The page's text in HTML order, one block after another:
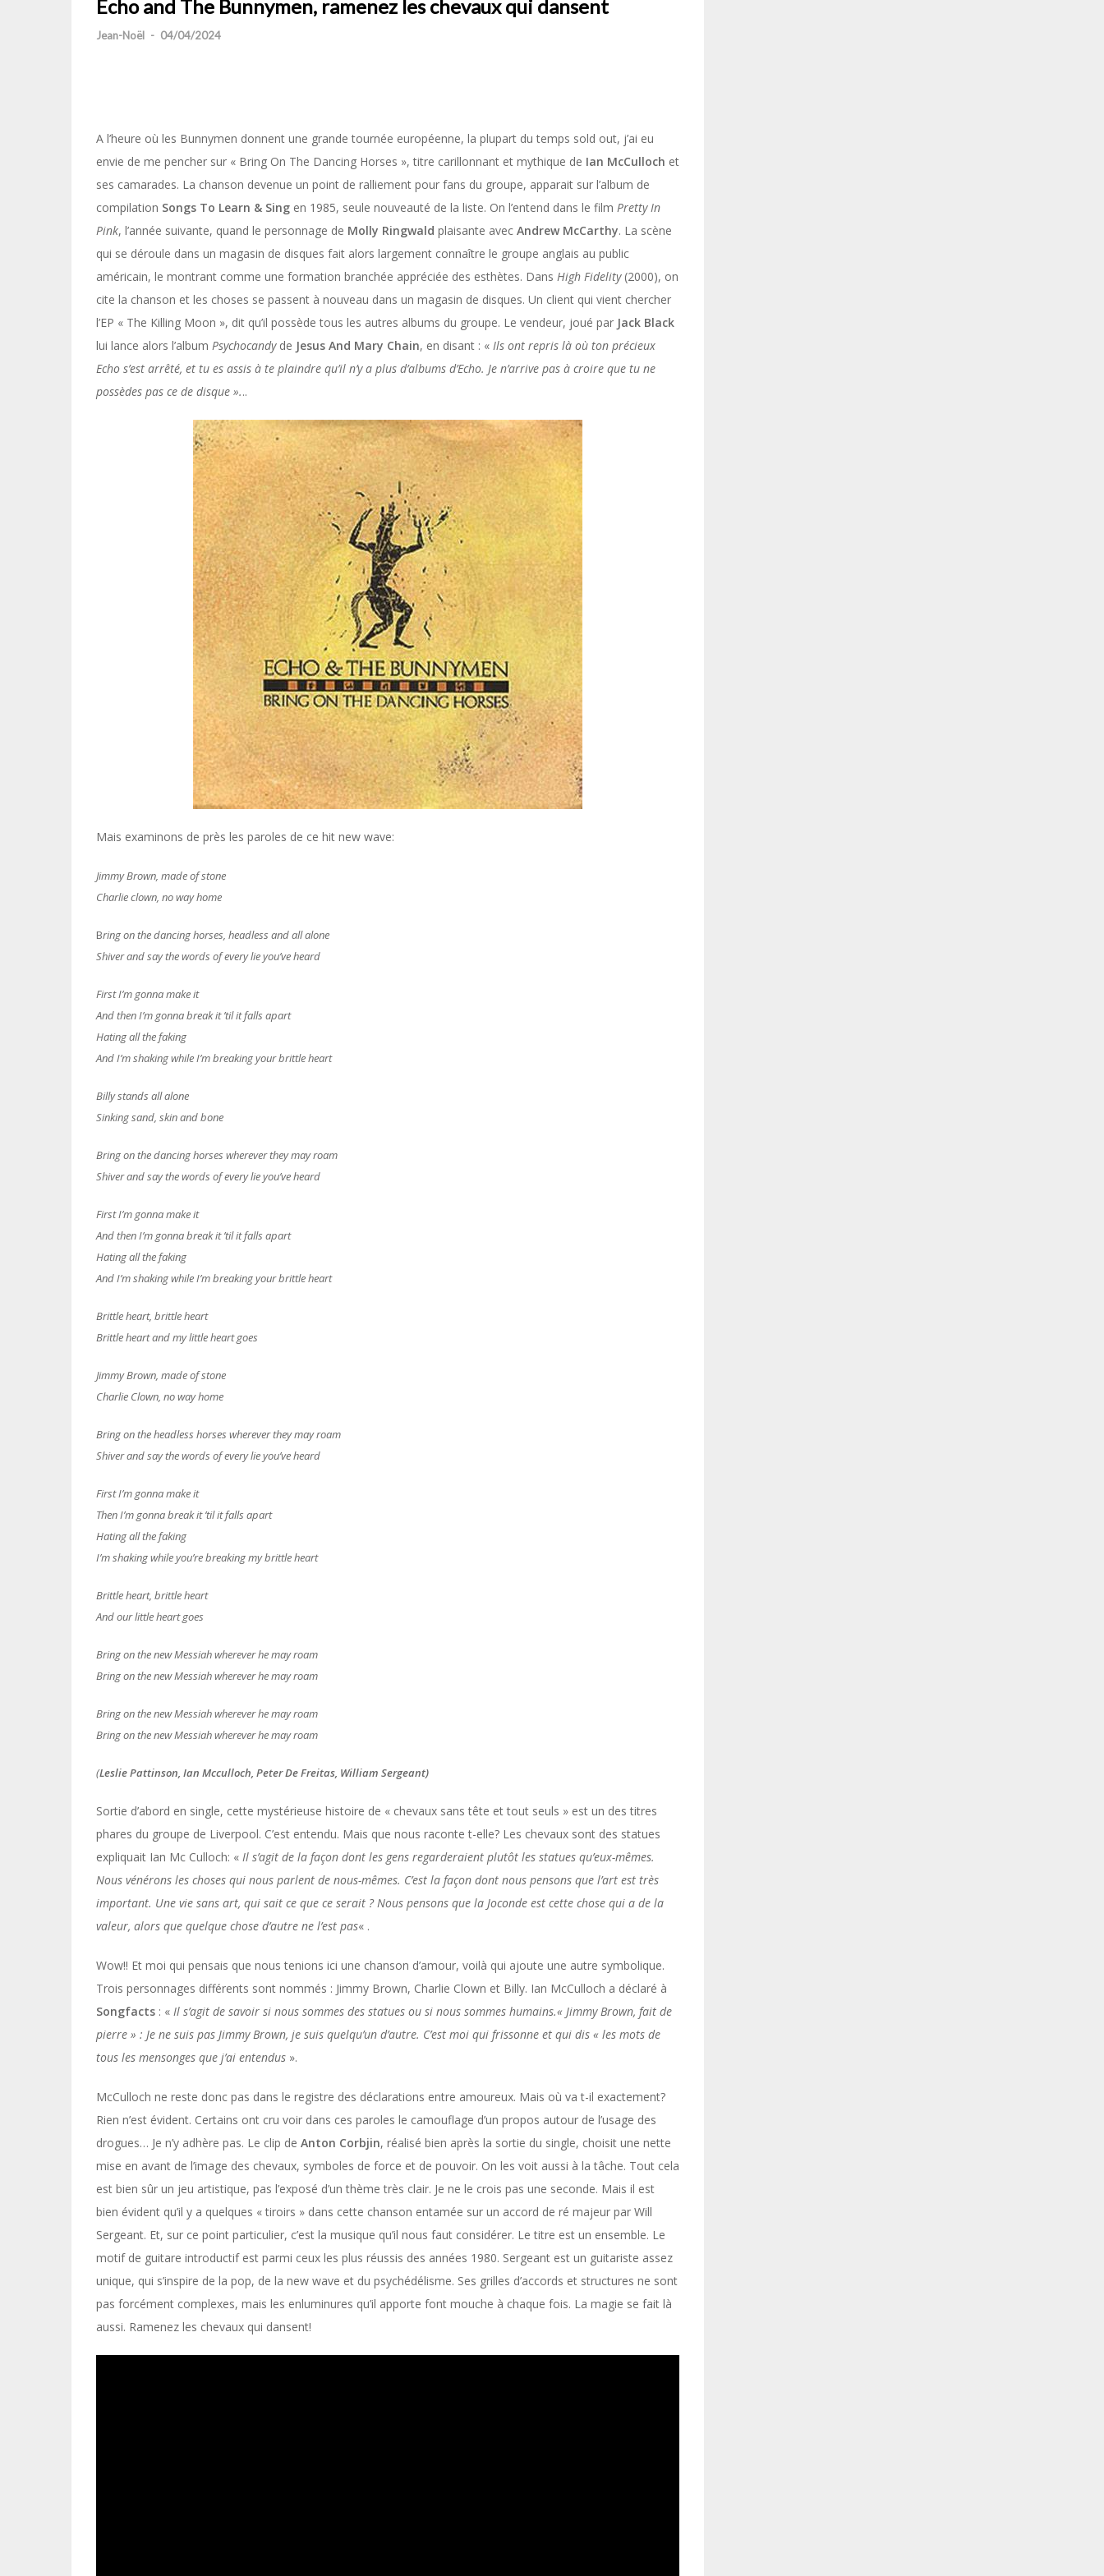
Echo and The Bunnymen, ramenez les chevaux qui dansent
Jean-Noël - 04/04/2024
A l’heure où les Bunnymen donnent une grande tournée européenne, la plupart du temps sold out, j’ai eu
envie de me pencher sur « Bring On The Dancing Horses », titre carillonnant et mythique de Ian McCulloch et
ses camarades. La chanson devenue un point de ralliement pour fans du groupe, apparait sur l’album de
compilation Songs To Learn & Sing en 1985, seule nouveauté de la liste. On l’entend dans le film Pretty In
Pink, l’année suivante, quand le personnage de Molly Ringwald plaisante avec Andrew McCarthy. La scène
qui se déroule dans un magasin de disques fait alors largement connaître le groupe anglais au public
américain, le montrant comme une formation branchée appréciée des esthètes. Dans High Fidelity(2000), on
cite la chanson et les choses se passent à nouveau dans un magasin de disques. Un client qui vient chercher
l’EP « The Killing Moon », dit qu’il possède tous les autres albums du groupe. Le vendeur, joué par Jack Black
lui lance alors l’album Psychocandy de Jesus And Mary Chain, en disant : « Ils ont repris là où ton précieux
Echo s’est arrêté, et tu es assis à te plaindre qu’il n’y a plus d’albums d’Echo. Je n’arrive pas à croire que tu ne
possèdes pas ce de disque »...
Mais examinons de près les paroles de ce hit new wave:
Jimmy Brown, made of stone
Charlie clown, no way home
Bring on the dancing horses, headless and all alone
Shiver and say the words of every lie you’ve heard
First I’m gonna make it
And then I’m gonna break it ’til it falls apart
Hating all the faking
And I’m shaking while I’m breaking your brittle heart
Billy stands all alone
Sinking sand, skin and bone
Bring on the dancing horses wherever they may roam
Shiver and say the words of every lie you’ve heard
First I’m gonna make it
And then I’m gonna break it ’til it falls apart
Hating all the faking
And I’m shaking while I’m breaking your brittle heart
Brittle heart, brittle heart
Brittle heart and my little heart goes
Jimmy Brown, made of stone
Charlie Clown, no way home
Bring on the headless horses wherever they may roam
Shiver and say the words of every lie you’ve heard
First I’m gonna make it
Then I’m gonna break it ’til it falls apart
Hating all the faking
I’m shaking while you’re breaking my brittle heart
Brittle heart, brittle heart
And our little heart goes
Bring on the new Messiah wherever he may roam
Bring on the new Messiah wherever he may roam
Bring on the new Messiah wherever he may roam
Bring on the new Messiah wherever he may roam
(Leslie Pattinson, Ian Mcculloch, Peter De Freitas, William Sergeant)
Sortie d’abord en single, cette mystérieuse histoire de « chevaux sans tête et tout seuls » est un des titres
phares du groupe de Liverpool. C’est entendu. Mais que nous raconte t-elle? Les chevaux sont des statues
expliquait Ian Mc Culloch: « Il s’agit de la façon dont les gens regarderaient plutôt les statues qu’eux-mêmes.
Nous vénérons les choses qui nous parlent de nous-mêmes. C’est la façon dont nous pensons que l’art est très
important. Une vie sans art, qui sait ce que ce serait ? Nous pensons que la Joconde est cette chose qui a de la
valeur, alors que quelque chose d’autre ne l’est pas« .
Wow!! Et moi qui pensais que nous tenions ici une chanson d’amour, voilà qui ajoute une autre symbolique.
Trois personnages différents sont nommés : Jimmy Brown, Charlie Clown et Billy. Ian McCulloch a déclaré à
Songfacts : « Il s’agit de savoir si nous sommes des statues ou si nous sommes humains.« Jimmy Brown, fait de
pierre » : Je ne suis pas Jimmy Brown, je suis quelqu’un d’autre. C’est moi qui frissonne et qui dis « les mots de
tous les mensonges que j’ai entendus ».
McCulloch ne reste donc pas dans le registre des déclarations entre amoureux. Mais où va t-il exactement?
Rien n’est évident. Certains ont cru voir dans ces paroles le camouflage d’un propos autour de l’usage des
drogues… Je n’y adhère pas. Le clip de Anton Corbjin, réalisé bien après la sortie du single, choisit une nette
mise en avant de l’image des chevaux, symboles de force et de pouvoir. On les voit aussi à la tâche. Tout cela
est bien sûr un jeu artistique, pas l’exposé d’un thème très clair. Je ne le crois pas une seconde. Mais il est
bien évident qu’il y a quelques « tiroirs » dans cette chanson entamée sur un accord de ré majeur par Will
Sergeant. Et, sur ce point particulier, c’est la musique qu’il nous faut considérer. Le titre est un ensemble. Le
motif de guitare introductif est parmi ceux les plus réussis des années 1980. Sergeant est un guitariste assez
unique, qui s’inspire de la pop, de la new wave et du psychédélisme. Ses grilles d’accords et structures ne sont
pas forcément complexes, mais les enluminures qu’il apporte font mouche à chaque fois. La magie se fait là
aussi. Ramenez les chevaux qui dansent!